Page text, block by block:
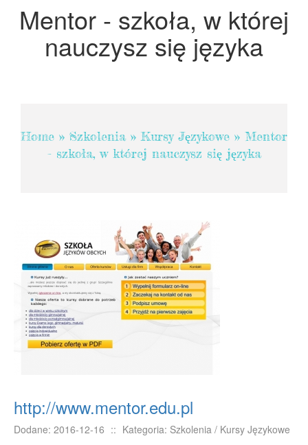
Remonty, Elektryk, Hydraulik
Materiały Budowlane
Nieruchomości, Działki
Domy, Mieszkania
Kursy i Szkolenia
Tłumaczenia
Książki, Czasopisma
E-BIZNES
Biżuteria
Dla Dzieci
Wyposażenie Łazienki
Odzież
Mentor - szkoła, w której
nauczysz się języka
Home » Szkolenia»Kursy Językowe » Mentor
- szkoła, w której nauczysz się języka
http://www.mentor.edu.pl
Dodane: 2016-12-16 :: Kategoria: Szkolenia / Kursy Językowe